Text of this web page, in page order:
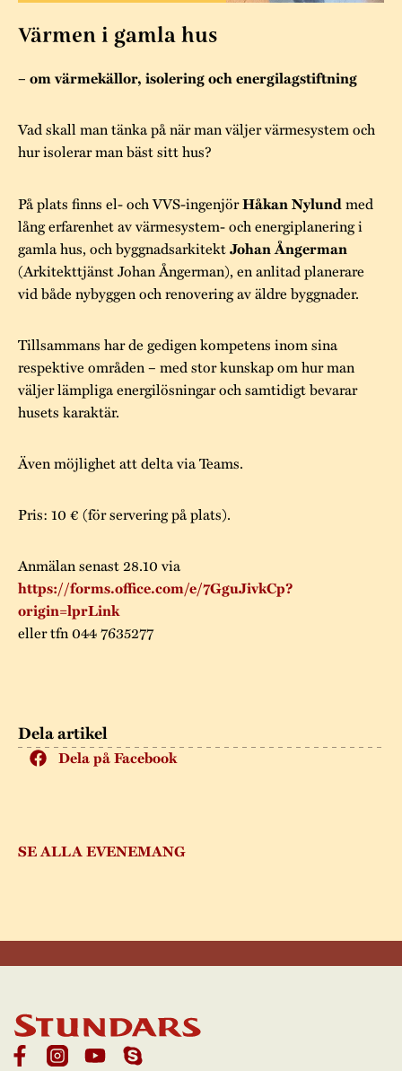
Trygghet
Kalas på Stundars
Jarl Hemmer
Rödmyllan
Museipedagogik
Hantverk
Stugornas Stundars
Museisamlingarna
Marknader
Årsberättelser
Stundars
registerbeskrivning
Dela artikel
Dela på Facebook
SE ALLA EVENEMANG
Värmen i gamla hus
– om värmekällor, isolering och energilagstiftning
Vad skall man tänka på när man väljer värmesystem och
hur isolerar man bäst sitt hus?
På plats finns el- och VVS-ingenjörHåkan Nylundmed
lång erfarenhet av värmesystem- och energiplanering i
gamla hus, och byggnadsarkitektJohan Ångerman
(Arkitekttjänst Johan Ångerman), en anlitad planerare
vid både nybyggen och renovering av äldre byggnader.
Tillsammans har de gedigen kompetens inom sina
respektive områden – med stor kunskap om hur man
väljer lämpliga energilösningar och samtidigt bevarar
husets karaktär.
Även möjlighet att delta via Teams.
Pris: 10 € (för servering på plats).
Anmälan senast 28.10 via
https://forms.office.com/e/7GguJivkCp?
origin=lprLink
eller tfn 044 7635277